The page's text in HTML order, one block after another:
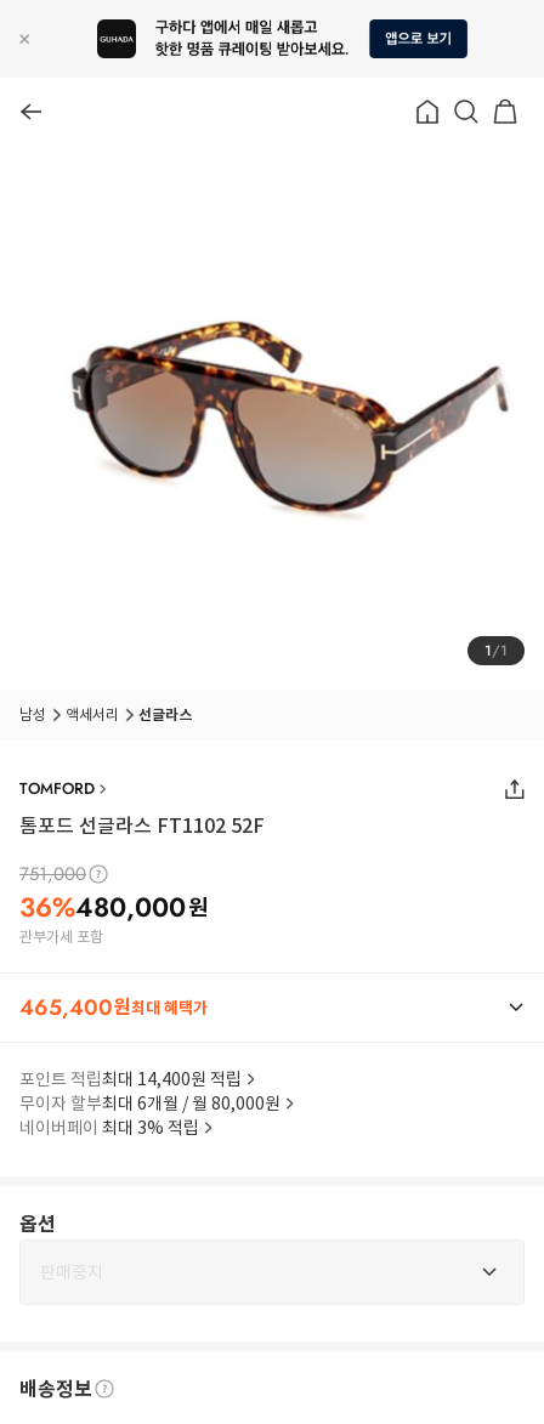
1/1
남성 액세서리 선글라스
TOMFORD
톰포드 선글라스 FT1102 52F
751,000
36%480,000원
관부가세 포함
465,400원최대 혜택가
포인트 적립최대 14,400원 적립
무이자 할부최대 6개월 / 월 80,000원
네이버페이 최대 3% 적립
옵션
판매중지
배송정보